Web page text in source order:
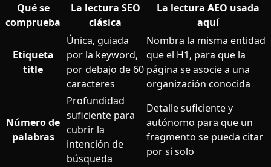
Comprobaciones AEO frente a comprobaciones SEO
Qué se
comprueba
La lectura SEO
clásica
La lectura AEO usada
aquí
Etiqueta
title
Única, guiada
por la keyword,
por debajo de 60
caracteres
Nombra la misma entidad
que el H1, para que la
página se asocie a una
organización conocida
Número de
palabras
Profundidad
suficiente para
cubrir la
intención de
búsqueda
Detalle suficiente y
autónomo para que un
fragmento se pueda citar
por sí solo